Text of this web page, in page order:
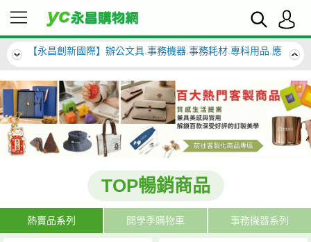
【永昌創新國際】辦公文具.事務機器.事務耗材.專科用品.應
有盡有來挖挖寶~
【永昌創新國際】辦公文具.事務機器.事務耗材.專科用品.應
有盡有來挖挖寶~
TOP暢銷商品
熱賣品系列 開學季購物車 事務機器系列